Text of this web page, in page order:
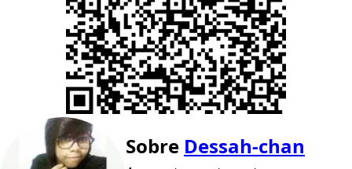
Sobre Dessah-chan